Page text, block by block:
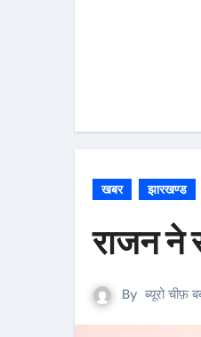
खबर झारखण्ड
राजन ने
By ब्यूरो चीफ़